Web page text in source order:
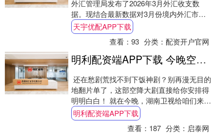
外汇管理局发布了2026年3月外汇收支数
据。现结合最新数据对3月份境内外汇市场
运行情况具体分析如下： 美元指数走强....
天宇优配APP下载
查看：93 分类：配资开户官网
明利配资端APP下载 今晚空降开播! 观看量破900万! 好评如潮，湖南卫视新剧火了
还在愁剧荒找不到下饭神剧？别再漫无目的
地翻片单了，这部空降大剧直接给你安排得
明明白白！ 就在今晚，湖南卫视给咱们来了
个措手不及，晚上20:10分准时播出，芒
果....
明利配资端APP下载
查看： 187 分类： 启泰网